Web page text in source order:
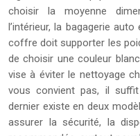
choisir la moyenne
l’intérieur, la bagagerie
coffre doit supporter les
de choisir une couleur
vise à éviter le nettoyage
vous convient pas, il
dernier existe en deux
assurer la sécurité, la